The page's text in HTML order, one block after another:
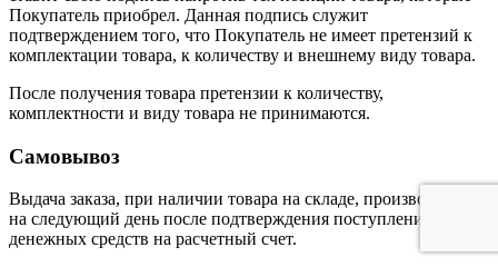
Покупатель приобрел. Данная подпись служит
подтверждением того, что Покупатель не имеет претензий к
комплектации товара, к количеству и внешнему виду товара.
После получения товара претензии к количеству,
комплектности и виду товара не принимаются.
Самовывоз
Выдача заказа, при наличии товара на складе, производится
на следующий день после подтверждения поступления
денежных средств на расчетный счет.